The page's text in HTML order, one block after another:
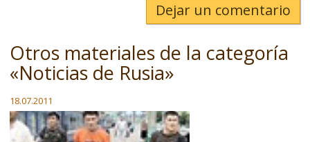
Dejar un comentario
Otros materiales de la categoría
«Noticias de Rusia»
18.07.2011